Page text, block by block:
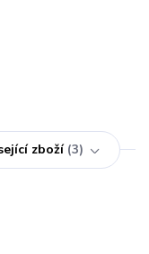
zboží 3